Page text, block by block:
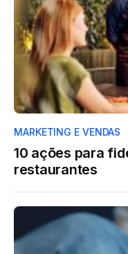
MARKETING E VENDAS
10 ações para
restaurantes